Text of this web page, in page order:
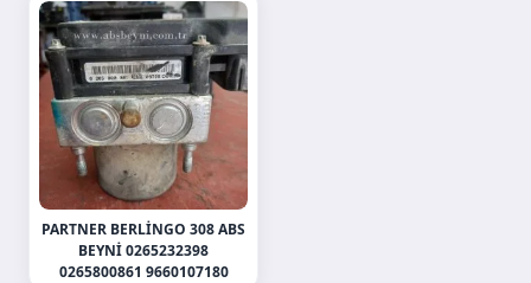
PARTNER BERLINGO 308 ABS
BEYNI 0265232398
0265800861 9660107180